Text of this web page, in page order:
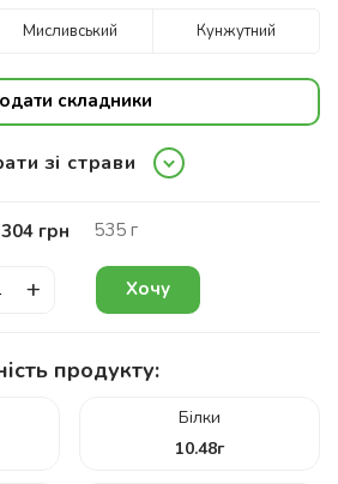
Мисливський Кунжутний
складники
зі страви
304 грн 535 г
+ Хочу
продукту:
Білки
10.48г